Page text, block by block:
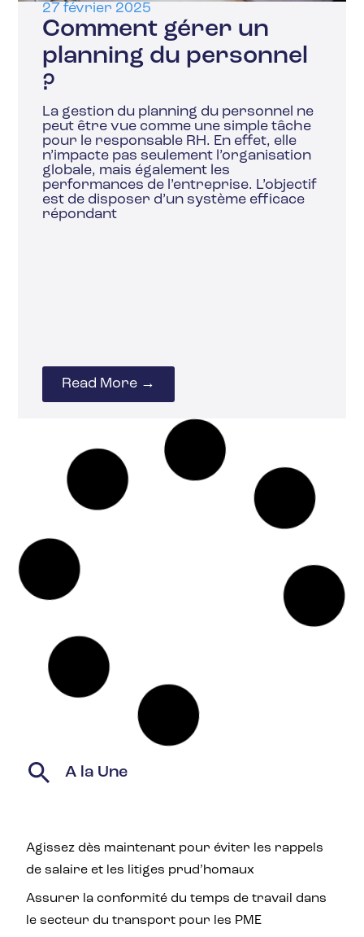
27 février 2025
Comment gérer un
planning du personnel
?
La gestion du planning du personnel ne
peut être vue comme une simple tâche
pour le responsable RH. En effet, elle
n’impacte pas seulement l’organisation
globale, mais également les
performances de l’entreprise. L’objectif
est de disposer d’un système efficace
répondant
Read More →
ORGANISATION TÉLÉTRAVAIL
20 février 2025
Comment réintroduire
le travail de bureau
tout en garantissant la
santé de vos employés
?
La réintroduction du travail de bureau
est un impératif pour la plupart des
entreprises. Notamment celles dont les
activités ne sont pas adaptées à ce
mode de collaboration. Cependant,
quelques dispositions doivent être
prises. Il s’agit de rassurer les salariés